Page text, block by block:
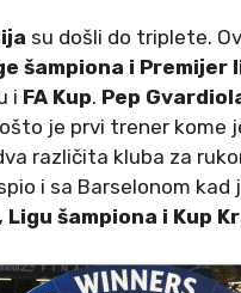
su došli do triplete.
šampiona i Premijer
i FA Kup. Pep
je prvi trener kome
različita kluba za
i sa Barselonom kad
Ligu šampiona i Kup